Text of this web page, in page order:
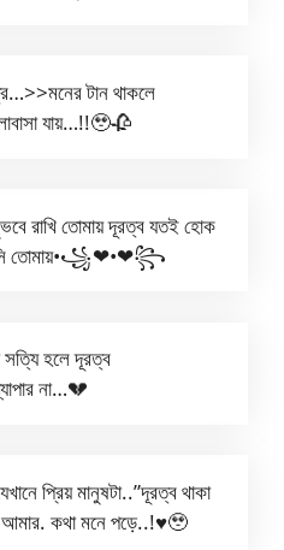
টান থাকলে
যায়…!!🥹🥀
রাখি তোমায় দূরত্ব যতই হোক
তোমায়•꧁❤•❤꧂
সত্যি হলে দূরত্ব
না…💔
প্রিয় মানুষটা..”দূরত্ব থাকা
আমার. কথা মনে পড়ে..!♥️🥹